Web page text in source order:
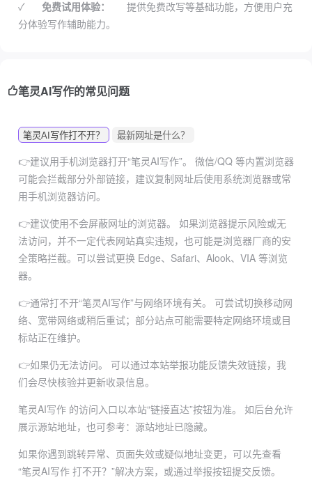
✓
免费试用体验：
提供免费改写等基础功能，方便用户充
分体验写作辅助能力。
笔灵AI写作的常见问题
笔灵AI写作打不开？ 最新网址是什么？
👉建议用手机浏览器打开“笔灵AI写作”。
微信/QQ 等内置浏览器
可能会拦截部分外部链接，建议复制网址后使用系统浏览器或常
用手机浏览器访问。
👉建议使用不会屏蔽网址的浏览器。
如果浏览器提示风险或无
法访问，并不一定代表网站真实违规，也可能是浏览器厂商的安
全策略拦截。可以尝试更换 Edge、Safari、Alook、VIA 等浏览
器。
👉通常打不开“笔灵AI写作”与网络环境有关。
可尝试切换移动网
络、宽带网络或稍后重试；部分站点可能需要特定网络环境或目
标站正在维护。
👉如果仍无法访问。
可以通过本站举报功能反馈失效链接，我
们会尽快核验并更新收录信息。
笔灵AI写作 的访问入口以本站“链接直达”按钮为准。
如后台允许
展示源站地址，也可参考： 源站地址已隐藏。
如果你遇到跳转异常、页面失效或疑似地址变更，可以先查看
“笔灵AI写作 打不开？”解决方案，或通过举报按钮提交反馈。